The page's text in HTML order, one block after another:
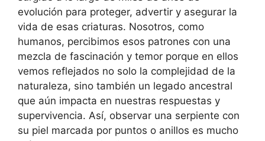
evolución para proteger, advertir y asegurar la
vida de esas criaturas. Nosotros, como
humanos, percibimos esos patrones con una
mezcla de fascinación y temor porque en ellos
vemos reflejados no solo la complejidad de la
naturaleza, sino también un legado ancestral
que aún impacta en nuestras respuestas y
supervivencia. Así, observar una serpiente con
su piel marcada por puntos o anillos es mucho